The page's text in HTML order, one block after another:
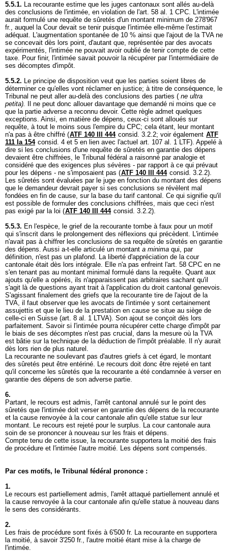
5.5.1. La recourante estime que les juges cantonaux sont allés au-delà
des conclusions de l'intimée, en violation de l'art. 58 al. 1 CPC. L'intimée
aurait formulé une requête de sûretés d'un montant minimum de 278'967
fr., auquel la Cour devait se tenir puisque l'intimée elle-même l'estimait
adéquat. L'augmentation spontanée de 10 % ainsi que l'ajout de la TVA ne
se concevait dès lors point, d'autant que, représentée par des avocats
expérimentés, l'intimée ne pouvait avoir oublié de tenir compte de cette
taxe. Pour finir, l'intimée savait pouvoir la récupérer par l'intermédiaire de
ses décomptes d'impôt.
5.5.2. Le principe de disposition veut que les parties soient libres de
déterminer ce qu'elles vont réclamer en justice; à titre de conséquence, le
Tribunal ne peut aller au-delà des conclusions des parties ( ne ultra
petita).
Il ne peut donc allouer davantage que demandé ni moins que ce
que la partie adverse a reconnu devoir. Cette règle admet quelques
exceptions. Ainsi, en matière de dépens, ceux-ci sont alloués sur
requête, à tout le moins sous l'empire du CPC; cela étant, leur montant
n'a pas à être chiffré (ATF 140 III 444 consid. 3.2.2; voir également ATF
111 Ia 154 consid. 4 et 5 en lien avec l'actuel art. 107 al. 1 LTF). Appelé à
dire si les conclusions d'une requête de sûretés en garantie des dépens
devaient être chiffrées, le Tribunal fédéral a raisonné par analogie et
considéré que des exigences plus sévères - par rapport à ce qui prévaut
pour les dépens - ne s'imposaient pas (ATF 140 III 444 consid. 3.2.2).
Les sûretés sont évaluées par le juge en fonction du montant des dépens
que le demandeur devrait payer si ses conclusions se révèlent mal
fondées en fin de cause, sur la base du tarif cantonal. Ce qui signifie qu'il
est possible de formuler des conclusions chiffrées, mais que ceci n'est
pas exigé par la loi (ATF 140 III 444 consid. 3.2.2).
5.5.3. En l'espèce, le grief de la recourante tombe à faux pour un motif
qui s'inscrit dans le prolongement des réflexions qui précèdent. L'intimée
n'avait pas à chiffrer les conclusions de sa requête de sûretés en garantie
des dépens. Aussi a-t-elle articulé un montant a minima qui, par
définition, n'est pas un plafond. La liberté d'appréciation de la cour
cantonale était dès lors intégrale. Elle n'a pas enfreint l'art. 58 CPC en ne
s'en tenant pas au montant minimal formulé dans la requête. Quant aux
ajouts qu'elle a opérés, ils n'apparaissent pas arbitraires sachant qu'il
s'agit là de questions ayant trait à l'application du droit cantonal genevois.
S'agissant finalement des griefs que la recourante tire de l'ajout de la
TVA, il faut observer que les avocats de l'intimée y sont certainement
assujettis et que le lieu de la prestation en cause se situe au siège de
celle-ci en Suisse (art. 8 al. 1 LTVA). Son ajout se conçoit dès lors
parfaitement. Savoir si l'intimée pourra récupérer cette charge d'impôt par
le biais de ses décomptes n'est pas crucial, dans la mesure où la TVA
est bâtie sur la technique de la déduction de l'impôt préalable. Il n'y aurait
dès lors rien de plus naturel.
La recourante ne soulevant pas d'autres griefs à cet égard, le montant
des sûretés peut être entériné. Le recours doit donc être rejeté en tant
qu'il concerne les sûretés que la recourante a été condamnée à verser en
garantie des dépens de son adverse partie.
6.
Partant, le recours est admis, l'arrêt cantonal annulé sur le point des
sûretés que l'intimée doit verser en garantie des dépens de la recourante
et la cause renvoyée à la cour cantonale afin qu'elle statue sur leur
montant. Le recours est rejeté pour le surplus. La cour cantonale aura
soin de se prononcer à nouveau sur les frais et dépens.
Compte tenu de cette issue, la recourante supportera la moitié des frais
de procédure et l'intimée l'autre moitié. Les dépens sont compensés.
Par ces motifs, le Tribunal fédéral prononce :
1.
Le recours est partiellement admis, l'arrêt attaqué partiellement annulé et
la cause renvoyée à la cour cantonale afin qu'elle statue à nouveau dans
le sens des considérants.
2.
Les frais de procédure sont fixés à 6'500 fr. La recourante en supportera
la moitié, à savoir 3'250 fr., l'autre moitié étant mise à la charge de
l'intimée.